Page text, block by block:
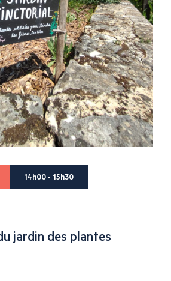
14h00 - 15h30
jardin des plantes